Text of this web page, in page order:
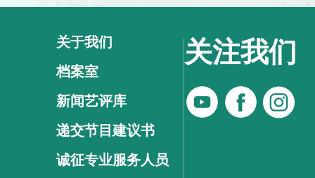
关于我们
档案室
新闻艺评库
递交节目建议书
诚征专业服务人员
关注我们